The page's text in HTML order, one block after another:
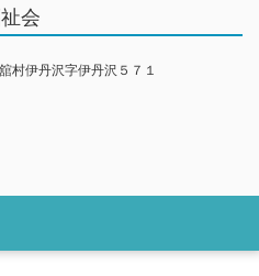
会
伊丹沢字伊丹沢５７１